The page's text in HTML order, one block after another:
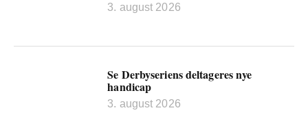
3. august 2026
Se Derbyseriens deltageres nye
handicap
3. august 2026